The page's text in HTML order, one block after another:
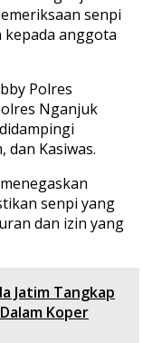
senpi
anggota
Polres
Nganjuk
dan Kasiwas.
senpi yang
dan izin yang
Jatim Tangkap
Koper